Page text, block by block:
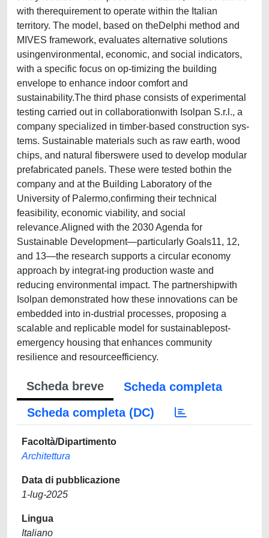
with therequirement to operate within the Italian
territory. The model, based on theDelphi method and
MIVES framework, evaluates alternative solutions
usingenvironmental, economic, and social indicators,
with a specific focus on op-timizing the building
envelope to enhance indoor comfort and
sustainability.The third phase consists of experimental
testing carried out in collaborationwith Isolpan S.r.l., a
company specialized in timber-based construction sys-
tems. Sustainable materials such as raw earth, wood
chips, and natural fiberswere used to develop modular
prefabricated panels. These were tested bothin the
company and at the Building Laboratory of the
University of Palermo,confirming their technical
feasibility, economic viability, and social
relevance.Aligned with the 2030 Agenda for
Sustainable Development—particularly Goals11, 12,
and 13—the research supports a circular economy
approach by integrat-ing production waste and
reducing environmental impact. The partnershipwith
Isolpan demonstrated how these innovations can be
embedded into in-dustrial processes, proposing a
scalable and replicable model for sustainablepost-
emergency housing that enhances community
resilience and resourceefficiency.
Scheda breve
Scheda completa
Scheda completa (DC)
Facoltà/Dipartimento
Architettura
Data di pubblicazione
1-lug-2025
Lingua
Italiano